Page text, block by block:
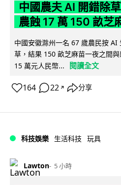
中國農夫 AI 開錯除
農蝕 17 萬 150 畝芝
中國安徽滁州一名 67 歲農民按 AI
草，結果 150 畝芝麻苗一夜之間
15 萬元人民幣...
閱讀全文
164 22 ↗ 分享
科技娛樂 生活科技 玩具
Lawton 5 小時